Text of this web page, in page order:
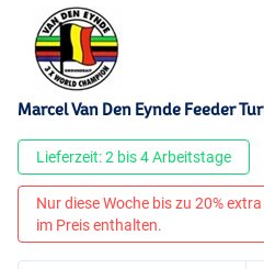
Marcel Van Den Eynde Feeder
Lieferzeit: 2 bis 4 Arbeitstage
Nur diese Woche bis zu 20%
im Preis enthalten.